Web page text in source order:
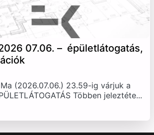
07.06. – épületlátogatás,
(2026.07.06.) 23.59-ig várjuk a
Többen jeleztéte...